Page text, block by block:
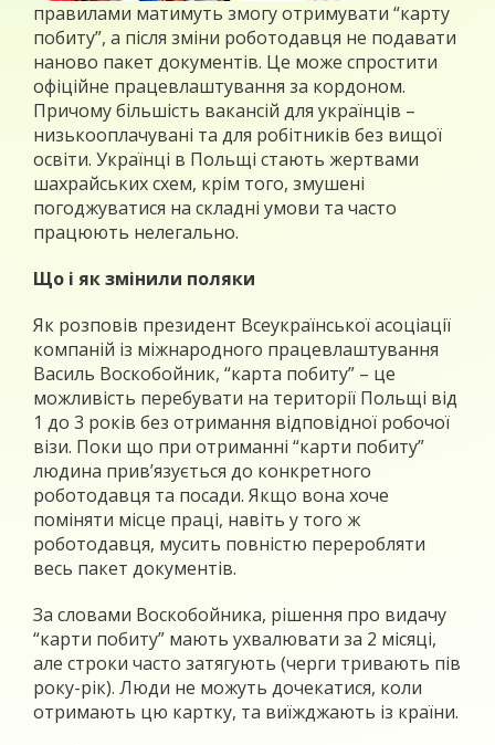
правилами матимуть змогу отримувати “карту
побиту”, а після зміни роботодавця не подавати
наново пакет документів. Це може спростити
офіційне працевлаштування за кордоном.
Причому більшість вакансій для українців –
низькооплачувані та для робітників без вищої
освіти. Українці в Польщі стають жертвами
шахрайських схем, крім того, змушені
погоджуватися на складні умови та часто
працюють нелегально.
Що і як змінили поляки
Як розповів президент Всеукраїнської асоціації
компаній із міжнародного працевлаштування
Василь Воскобойник, “карта побиту” – це
можливість перебувати на території Польщі від
1 до 3 років без отримання відповідної робочої
візи. Поки що при отриманні “карти побиту”
людина прив’язується до конкретного
роботодавця та посади. Якщо вона хоче
поміняти місце праці, навіть у того ж
роботодавця, мусить повністю переробляти
весь пакет документів.
За словами Воскобойника, рішення про видачу
“карти побиту” мають ухвалювати за 2 місяці,
але строки часто затягують (черги тривають пів
року-рік). Люди не можуть дочекатися, коли
отримають цю картку, та виїжджають із країни.